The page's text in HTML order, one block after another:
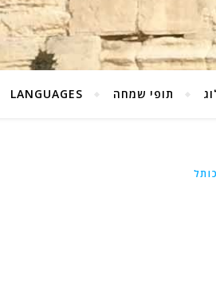
תופי שמחה LANGUAGES